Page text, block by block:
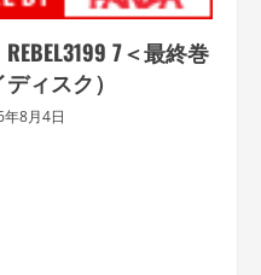
7＜最終巻
ィスク）
8月4日